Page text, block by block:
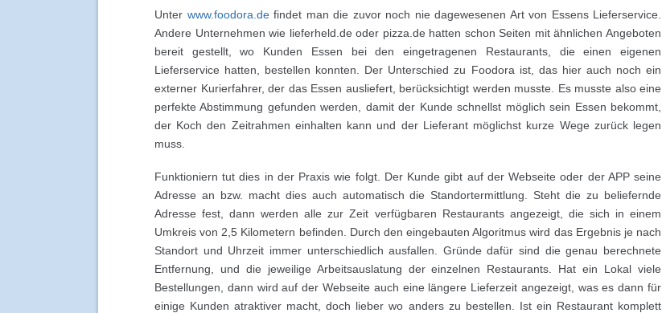
Unter www.foodora.defindet man die zuvor noch nie dagewesenen Art von Essens Lieferservice.
Andere Unternehmen wie lieferheld.de oder pizza.de hatten schon Seiten mit ähnlichen Angeboten
bereit gestellt, wo Kunden Essen bei den eingetragenen Restaurants, die einen eigenen
Lieferservice hatten, bestellen konnten. Der Unterschied zu Foodora ist, das hier auch noch ein
externer Kurierfahrer, der das Essen ausliefert, berücksichtigt werden musste. Es musste also eine
perfekte Abstimmung gefunden werden, damit der Kunde schnellst möglich sein Essen bekommt,
der Koch den Zeitrahmen einhalten kann und der Lieferant möglichst kurze Wege zurück legen
muss.
Funktioniern tut dies in der Praxis wie folgt. Der Kunde gibt auf der Webseite oder der APP seine
Adresse an bzw. macht dies auch automatisch die Standortermittlung. Steht die zu beliefernde
Adresse fest, dann werden alle zur Zeit verfügbaren Restaurants angezeigt, die sich in einem
Umkreis von 2,5 Kilometern befinden. Durch den eingebauten Algoritmus wird das Ergebnis je nach
Standort und Uhrzeit immer unterschiedlich ausfallen. Gründe dafür sind die genau berechnete
Entfernung, und die jeweilige Arbeitsauslatung der einzelnen Restaurants. Hat ein Lokal viele
Bestellungen, dann wird auf der Webseite auch eine längere Lieferzeit angezeigt, was es dann für
einige Kunden atraktiver macht, doch lieber wo anders zu bestellen. Ist ein Restaurant komplett